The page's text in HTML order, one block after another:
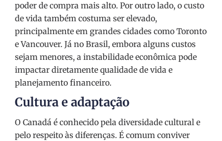
poder de compra mais alto. Por outro lado, o custo
de vida também costuma ser elevado,
principalmente em grandes cidades como Toronto
e Vancouver. Já no Brasil, embora alguns custos
sejam menores, a instabilidade econômica pode
impactar diretamente qualidade de vida e
planejamento financeiro.
Cultura e adaptação
O Canadá é conhecido pela diversidade cultural e
pelo respeito às diferenças. É comum conviver